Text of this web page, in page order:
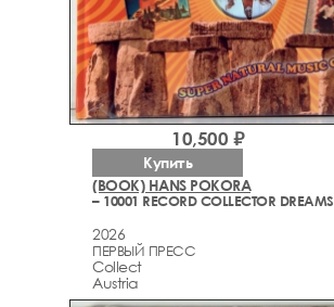
(BOOK) HANS POKORA
– 10001 RECORD COLLECTOR DREAMS
2026
ПЕРВЫЙ ПРЕСС
Collect
Austria
10,500 ₽
Купить